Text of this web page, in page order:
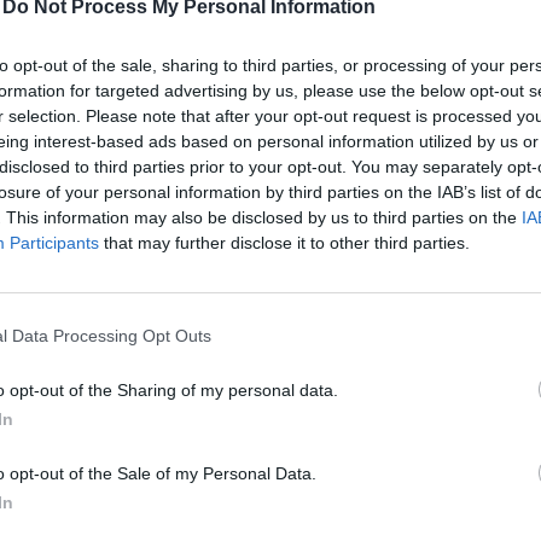
Do Not Process My Personal Information
opt-out of the sale, sharing to third parties, or processing of your
for targeted advertising by us, please use the below opt-out
selection. Please note that after your opt-out request is processed
interest-based ads based on personal information utilized by us
to third parties prior to your opt-out. You may separately
of your personal information by third parties on the IAB’s list of
This information may also be disclosed by us to third parties on the
Participants that may further disclose it to other third parties.
Data Processing Opt Outs
opt-out of the Sharing of my personal data.
opt-out of the Sale of my Personal Data.
egy falusi lakodalomba kalauzol. A Déryné
Lili jegyzi, a művet Janka Barnabás
létre a Digi Sound Bt. Legendás Mátyás című
Egyszerre kortárs és zenés színház Olt Tamás
produkciója a magyar színházművészet
Gergely András Babits-műsora. A zenés
vígoperája, amely a Győri Nemzeti Színház
című előadása is bekerült a programba.
egy tragikus életű fiatal lányról szól, akinek
kálváriája elevenedik meg. Nagy Zoltán Mihály
Anna rendezésében tekintheti meg a közönség.